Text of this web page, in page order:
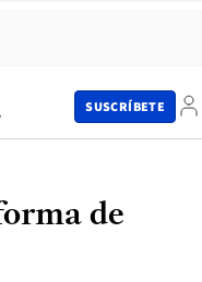
SUSCRÍBETE
de